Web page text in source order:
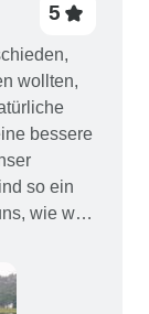
5
wollten,
bessere
so ein
wie wir
im